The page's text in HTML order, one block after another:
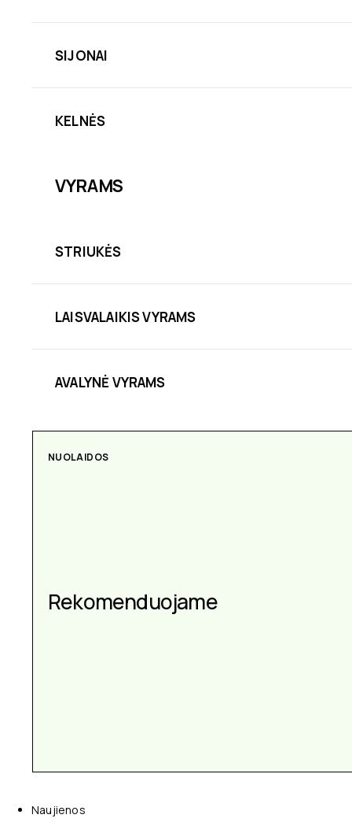
SIJONAI
KELNĖS
VYRAMS
STRIUKĖS
LAISVALAIKIS VYRAMS
AVALYNĖ VYRAMS
NUOLAIDOS
Rekomenduojame
AKSESUARAI
Aksesuarai kiekvienai
progai
Naujienos